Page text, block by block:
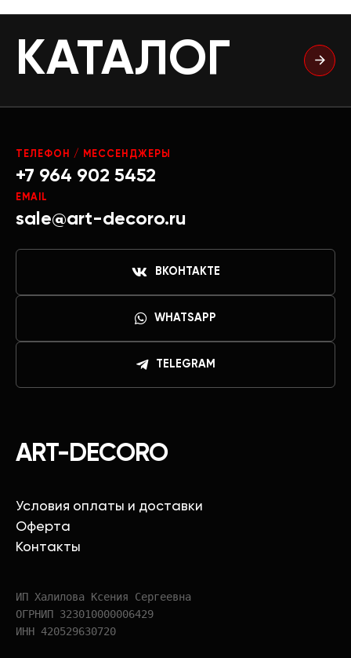
КАТАЛОГ
ART-DECORO
Условия оплаты и доставки
Оферта
Контакты
ИП Халилова Ксения Сергеевна
ОГРНИП 323010000006429
ИНН 420529630720
ТЕЛЕФОН / МЕССЕНДЖЕРЫ
+7 964 902 5452
EMAIL
sale@art-decoro.ru
ВКОНТАКТЕ
WHATSAPP
TELEGRAM